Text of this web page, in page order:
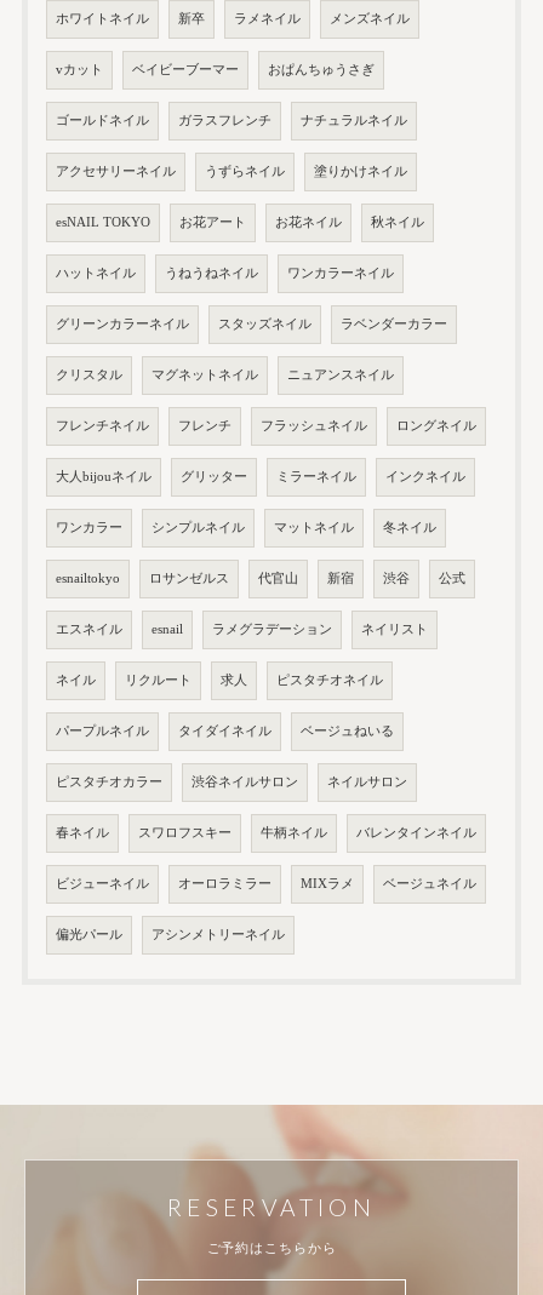
ホワイトネイル 新卒 ラメネイル メンズネイル
vカット ベイビーブーマー おぱんちゅうさぎ
ゴールドネイル ガラスフレンチ ナチュラルネイル
アクセサリーネイル うずらネイル 塗りかけネイル
esNAIL TOKYO お花アート お花ネイル 秋ネイル
ハットネイル うねうねネイル ワンカラーネイル
グリーンカラーネイル スタッズネイル ラベンダーカラー
クリスタル マグネットネイル ニュアンスネイル
フレンチネイル フレンチ フラッシュネイル ロングネイル
大人bijouネイル グリッター ミラーネイル インクネイル
ワンカラー シンプルネイル マットネイル 冬ネイル
esnailtokyo ロサンゼルス 代官山 新宿 渋谷 公式
エスネイル esnail ラメグラデーション ネイリスト
ネイル リクルート 求人 ピスタチオネイル
パープルネイル タイダイネイル ベージュねいる
ピスタチオカラー 渋谷ネイルサロン ネイルサロン
春ネイル スワロフスキー 牛柄ネイル バレンタインネイル
ビジューネイル オーロラミラー MIXラメ ベージュネイル
偏光パール アシンメトリーネイル
ご予約はこちらから
RESERVATION